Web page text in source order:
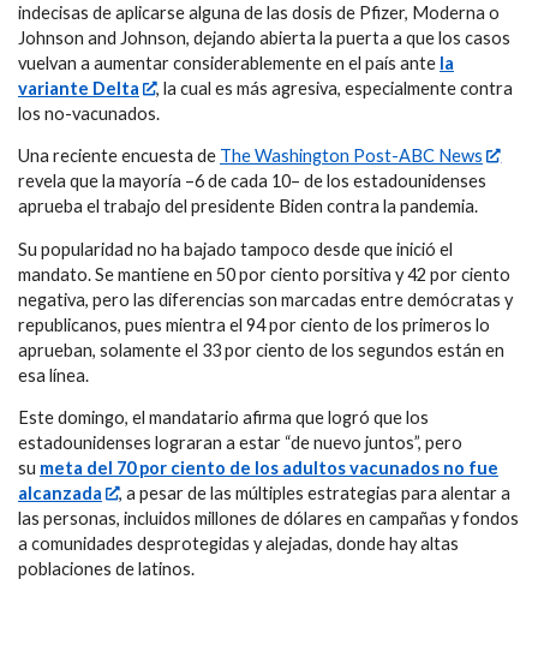
indecisas de aplicarse alguna de las dosis de Pfizer, Moderna o
Johnson and Johnson, dejando abierta la puerta a que los casos
vuelvan a aumentar considerablemente en el país ante la
variante Delta
, la cual es más agresiva, especialmente contra
los no-vacunados.
Una reciente encuesta de The Washington Post-ABC News
revela que la mayoría –6 de cada 10– de los estadounidenses
aprueba el trabajo del presidente Biden contra la pandemia.
Su popularidad no ha bajado tampoco desde que inició el
mandato. Se mantiene en 50 por ciento porsitiva y 42 por ciento
negativa, pero las diferencias son marcadas entre demócratas y
republicanos, pues mientra el 94 por ciento de los primeros lo
aprueban, solamente el 33 por ciento de los segundos están en
esa línea.
Este domingo, el mandatario afirma que logró que los
estadounidenses lograran a estar “de nuevo juntos”, pero
su meta del 70 por ciento de los adultos vacunados no fue
alcanzada
, a pesar de las múltiples estrategias para alentar a
las personas, incluidos millones de dólares en campañas y fondos
a comunidades desprotegidas y alejadas, donde hay altas
poblaciones de latinos.